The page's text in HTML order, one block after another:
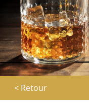
< Retour